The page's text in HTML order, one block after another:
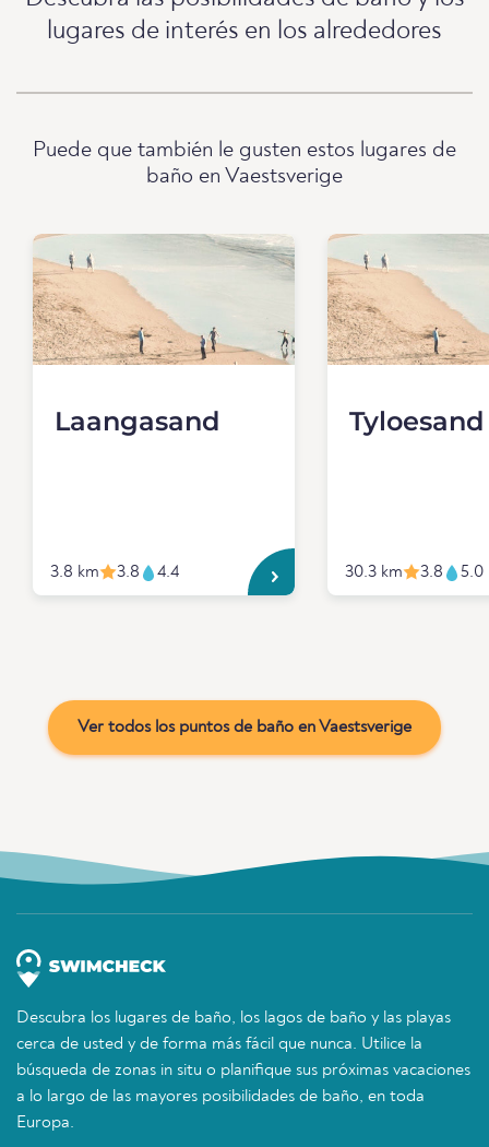
lugares de interés en los alrededores
Puede que también le gusten estos lugares de
baño en Vaestsverige
Laangasand
3.8 km 3.8 4.4
Tyloesand
30.3 km 3.8 5.0
Ver todos los puntos de baño en Vaestsverige
Descubra los lugares de baño, los lagos de baño y las playas
cerca de usted y de forma más fácil que nunca. Utilice la
búsqueda de zonas in situ o planifique sus próximas vacaciones
a lo largo de las mayores posibilidades de baño, en toda
Europa.